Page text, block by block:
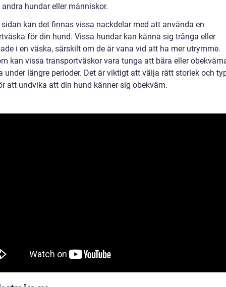
hundar eller människor.
kan det finnas vissa nackdelar med att använda en
för din hund. Vissa hundar kan känna sig trånga eller
i en väska, särskilt om de är vana vid att ha mer utrymme.
kan vissa transportväskor vara tunga att bära eller
under längre perioder. Det är viktigt att välja rätt storlek och
att undvika att din hund känner sig obekväm.